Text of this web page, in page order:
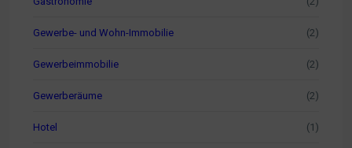
Gewerbe- und Wohn-Immobilie (2)
Gewerbeimmobilie (2)
Gewerberäume (2)
Hotel (1)